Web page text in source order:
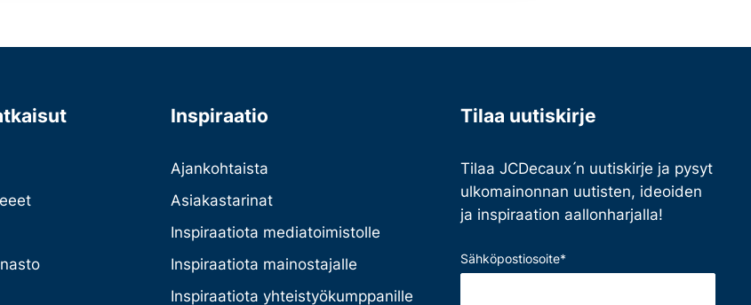
Inspiraatio
Ajankohtaista
Asiakastarinat
Inspiraatiota mediatoimistolle
Inspiraatiota mainostajalle
Inspiraatiota yhteistyökumppanille
Tilaa uutiskirje
Tilaa JCDecaux ́n uutiskirje ja pysyt
ulkomainonnan uutisten, ideoiden
ja inspiraation aallonharjalla!
Sähköpostiosoite*